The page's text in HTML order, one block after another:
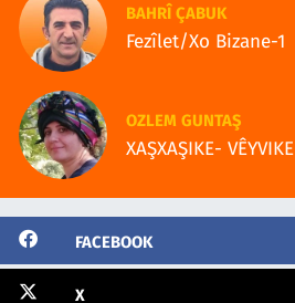
BAHRÎ ÇABUK
Fezîlet/Xo Bizane-1
OZLEM GUNTAŞ
XAŞXAŞIKE- VÊYVIKE
FACEBOOK
X